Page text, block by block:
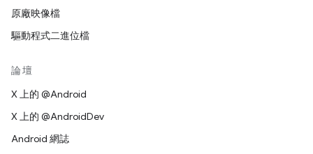
原廠映像檔
驅動程式二進位檔
論壇
X 上的 @Android
X 上的 @AndroidDev
Android 網誌